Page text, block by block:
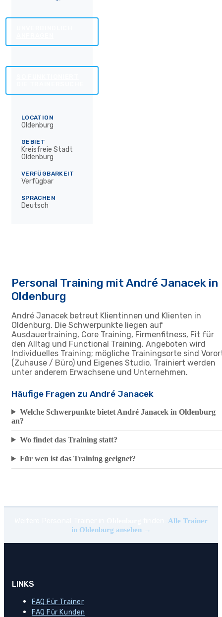
LOCATION
Oldenburg
GEBIET
Kreisfreie Stadt
Oldenburg
VERFÜGBARKEIT
Verfügbar
SPRACHEN
Deutsch
Personal Training mit André Janacek in
Oldenburg
André Janacek betreut Klientinnen und Klienten in
Oldenburg. Die Schwerpunkte liegen auf
Ausdauertraining, Core Training, Firmenfitness, Fit für
den Alltag und Functional Training. Angeboten wird
Individuelles Training; mögliche Trainingsorte sind
(Zuhause / Büro) und Eigenes Studio. Trainiert werden
unter anderem Erwachsene und Unternehmen.
Häufige Fragen zu André Janacek
Welche Schwerpunkte bietet André Janacek in Oldenburg
an?
Wo findet das Training statt?
Für wen ist das Training geeignet?
Alle Trainer
in Oldenburg ansehen →
LINKS
FAQ Für Trainer
FAQ Für Kunden